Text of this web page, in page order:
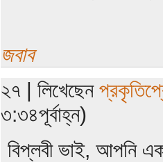
জবাব
২৭ | লিখেছেন
৩:৩৪পূর্বাহ্ন)
বিপ্লবী ভাই, আপনি